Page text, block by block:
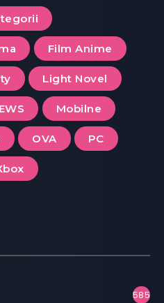
Film Anime
Light Novel
Mobilne
OVA PC
585